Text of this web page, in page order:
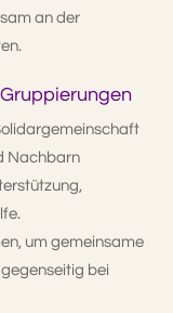
an der
Nachbarn
um gemeinsame
bei